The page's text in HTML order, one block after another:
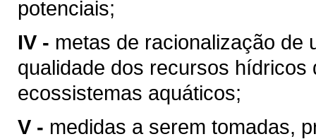
potenciais;
IV - metas de racionalização de
qualidade dos recursos
ecossistemas aquáticos;
V - medidas a serem tomadas,